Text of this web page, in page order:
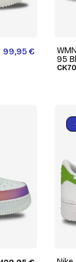
99,95 €
95